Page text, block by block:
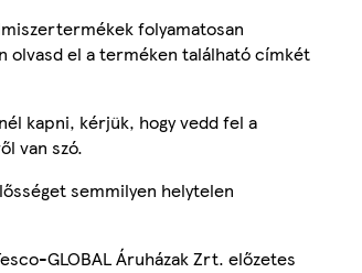
folyamatosan
olvasd el a terméken található címkét
kapni, kérjük, hogy vedd fel a
van szó.
semmilyen helytelen
GLOBAL Áruházak Zrt. előzetes